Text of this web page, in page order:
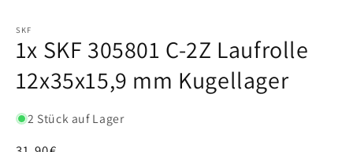
SKF
1x SKF 305801 C-2Z Laufrolle
12x35x15,9 mm Kugellager
2 Stück auf Lager